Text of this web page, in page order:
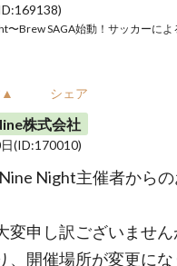
〜Brew SAGA始動！サッカーに
▲ シェア
株式会社
(ID:170010)
Nine Night主催者から
変申し訳ございませ
、開催場所が変更に